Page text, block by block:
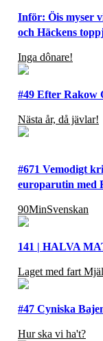
Inför: Öis myser
och Häckens
Inga dônare!
#49 Efter Rakow
Nästa år, då jävlar!
#671 Vemodigt
europarutin med
90MinSvenskan
141 | HALVA
Laget med fart
#47 Cyniska
Hur ska vi ha't?